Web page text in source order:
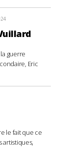
guerre
Eric
le fait que ce
artistiques,